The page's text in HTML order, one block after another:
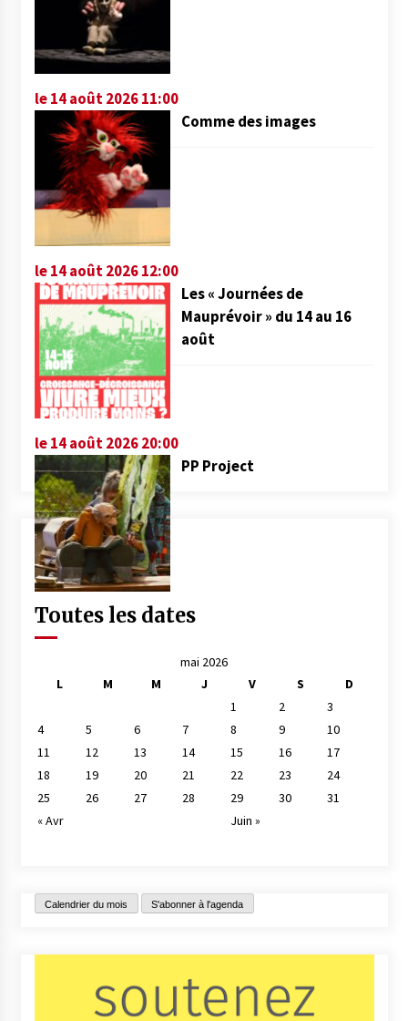
le 14 août 2026 11:00
Comme des images
le 14 août 2026 12:00
Les « Journées de
Mauprévoir » du 14 au 16
août
le 14 août 2026 20:00
PP Project
Toutes les dates
mai 2026
L
M M J V S
D
1
2
3
4
5 6 7 8 9
10
11
12 13 14 15 16
17
18
19 20 21 22 23
24
25
26 27 28 29 30
31
« Avr
Juin »
Calendrier du mois S'abonner à l'agenda